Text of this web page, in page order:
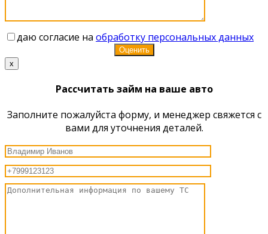
даю согласие на обработку персональных данных
x
Рассчитать займ на ваше авто
Заполните пожалуйста форму, и менеджер свяжется с
вами для уточнения деталей.